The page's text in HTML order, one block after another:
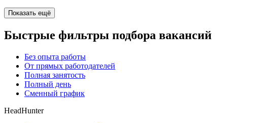
Показать ещё
Быстрые фильтры подбора вакансий
Без опыта работы
От прямых работодателей
Полная занятость
Полный день
Сменный график
HeadHunter